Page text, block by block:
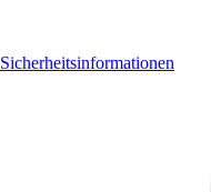
Sicherheitsinformationen